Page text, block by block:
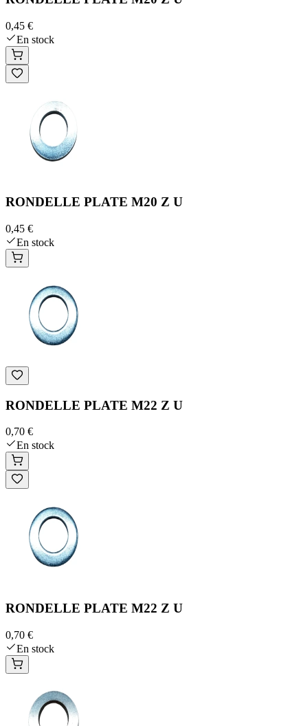
0,45 €
En stock
RONDELLE PLATE M20 Z U
0,45 €
En stock
RONDELLE PLATE M22 Z U
0,70 €
En stock
RONDELLE PLATE M22 Z U
0,70 €
En stock